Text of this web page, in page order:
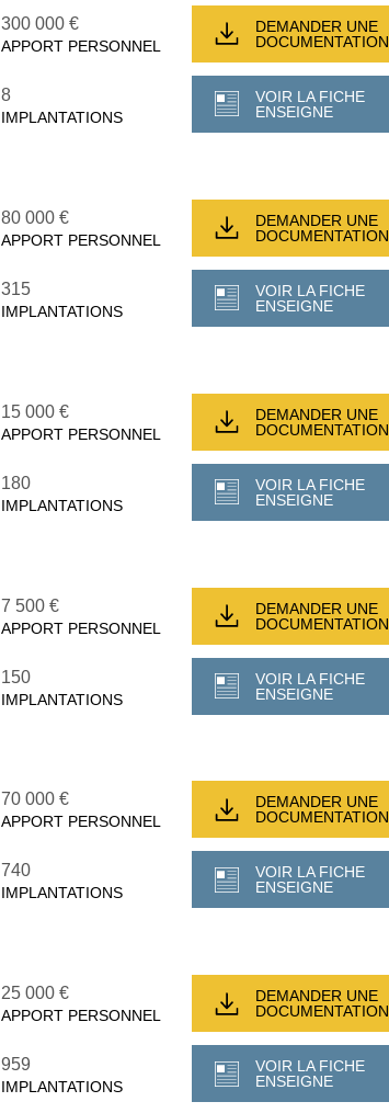
300 000 €
APPORT PERSONNEL
8
IMPLANTATIONS
DEMANDER UNE
DOCUMENTATION
VOIR LA FICHE
ENSEIGNE
80 000 €
APPORT PERSONNEL
315
IMPLANTATIONS
DEMANDER UNE
DOCUMENTATION
VOIR LA FICHE
ENSEIGNE
15 000 €
APPORT PERSONNEL
180
IMPLANTATIONS
DEMANDER UNE
DOCUMENTATION
VOIR LA FICHE
ENSEIGNE
7 500 €
APPORT PERSONNEL
150
IMPLANTATIONS
DEMANDER UNE
DOCUMENTATION
VOIR LA FICHE
ENSEIGNE
70 000 €
APPORT PERSONNEL
740
IMPLANTATIONS
DEMANDER UNE
DOCUMENTATION
VOIR LA FICHE
ENSEIGNE
25 000 €
APPORT PERSONNEL
959
IMPLANTATIONS
DEMANDER UNE
DOCUMENTATION
VOIR LA FICHE
ENSEIGNE